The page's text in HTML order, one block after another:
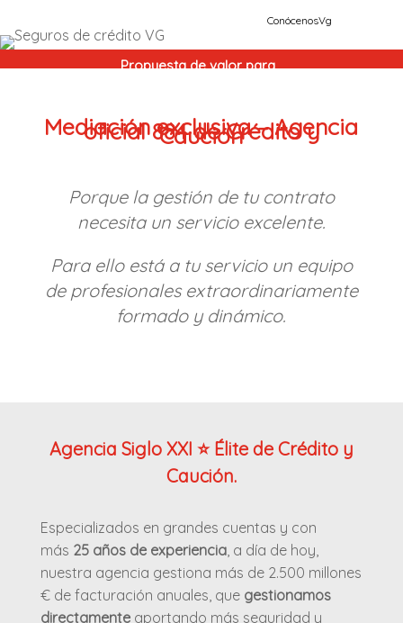
ConócenosVg
Propuesta de valor para
Mediación exclusiva – Agencia
oficial 884 de Crédito y
Caución
Porque la gestión de tu contrato
necesita un servicio excelente.
Para ello está a tu servicio un equipo
de profesionales extraordinariamente
formado y dinámico.
Agencia Siglo XXI ⭐ Élite de Crédito y
Caución.
Especializados en grandes cuentas y con
más 25 años de experiencia, a día de hoy,
nuestra agencia gestiona más de2.500 millones
€ de facturación anual es, que gestionamos
directamenteaportando más seguridad y